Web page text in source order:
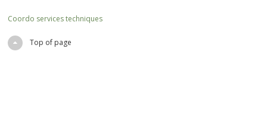
Coordo services techniques
Top of page